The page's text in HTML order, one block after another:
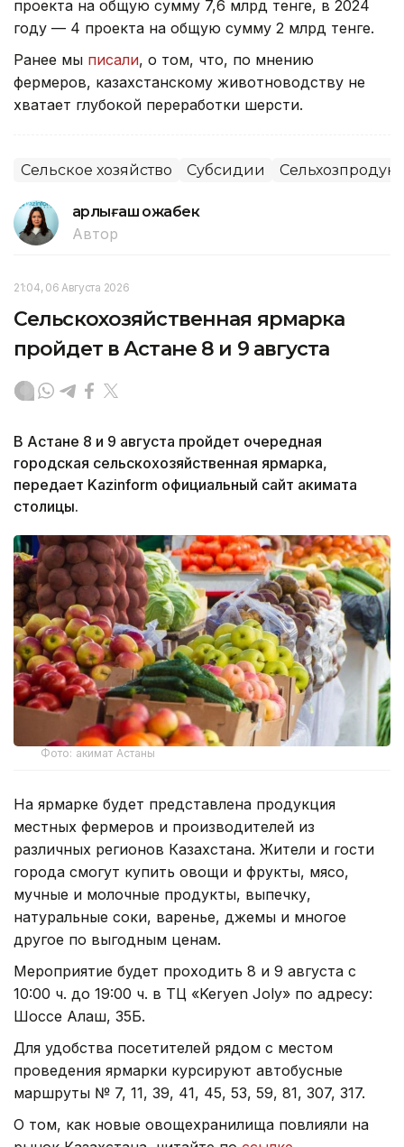
проекта на общую сумму 7,6 млрд тенге, в 2024
году — 4 проекта на общую сумму 2 млрд тенге.
Ранее мы писали, о том, что, по мнению
фермеров, казахстанскому животноводству не
хватает глубокой переработки шерсти.
Сельское хозяйство Субсидии
Қарлығаш Қожабек
Автор
21:04, 06 Августа 2026
Сельскохозяйственная ярмарка
пройдет в Астане 8 и 9 августа
В Астане 8 и 9 августа пройдет очередная
городская сельскохозяйственная ярмарка,
передает Kazinform официальный сайт акимата
столицы.
Фото: акимат Астаны
На ярмарке будет представлена продукция
местных фермеров и производителей из
различных регионов Казахстана. Жители и гости
города смогут купить овощи и фрукты, мясо,
мучные и молочные продукты, выпечку,
натуральные соки, варенье, джемы и многое
другое по выгодным ценам.
Мероприятие будет проходить 8 и 9 августа с
10:00 ч. до 19:00 ч. в ТЦ «Keryen Joly» по адресу:
Шоссе Алаш, 35Б.
Для удобства посетителей рядом с местом
проведения ярмарки курсируют автобусные
маршруты № 7, 11, 39, 41, 45, 53, 59, 81, 307, 317.
О том, как новые овощехранилища повлияли на